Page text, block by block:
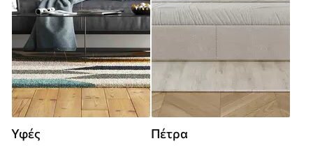
Υφές Πέτρα